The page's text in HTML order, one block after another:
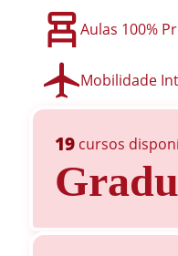
Aulas 100%
Mobilidade
19 cursos